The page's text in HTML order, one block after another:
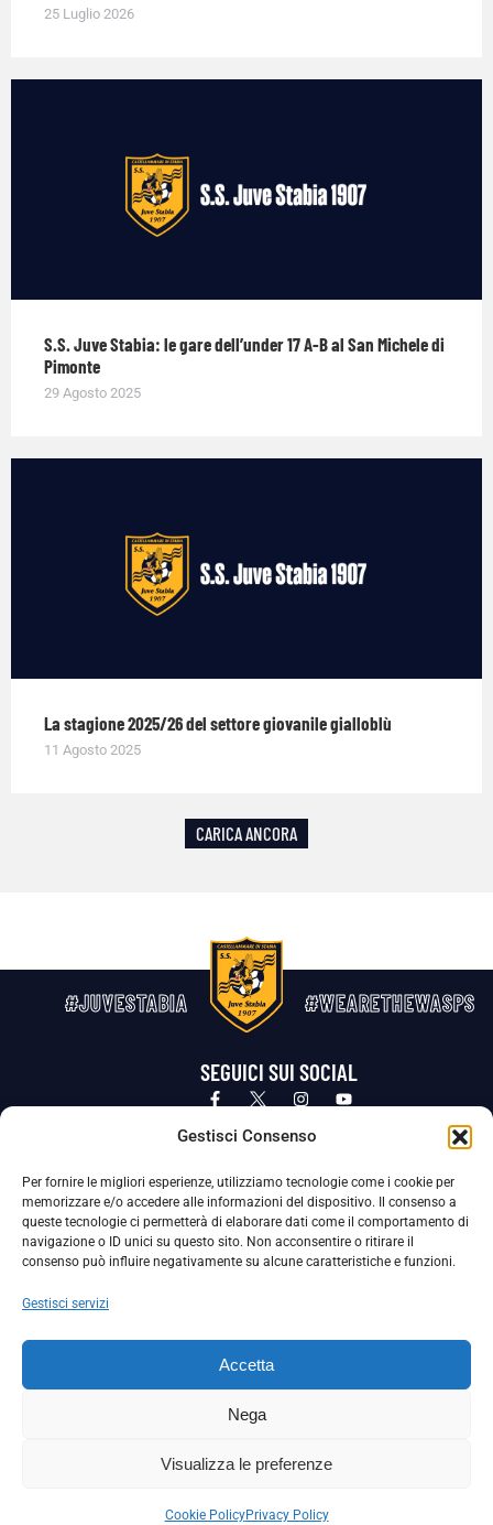
Gestisci Consenso
Per fornire le migliori esperienze, utilizziamo tecnologie come i cookie per
memorizzare e/o accedere alle informazioni del dispositivo. Il consenso a
queste tecnologie ci permetterà di elaborare dati come il comportamento di
navigazione o ID unici su questo sito. Non acconsentire o ritirare il
consenso può influire negativamente su alcune caratteristiche e funzioni.
Gestisci servizi
Accetta
Nega
Visualizza le preferenze
Cookie PolicyPrivacy Policy
25 Luglio 2026
S.S. Juve Stabia: le gare dell’under 17 A-B al San Michele di
Pimonte
29 Agosto 2025
La stagione 2025/26 del settore giovanile gialloblù
11 Agosto 2025
CARICA ANCORA
#JUVESTABIA #WEARETHEWASPS
SEGUICI SUI SOCIAL
Privacy Policy Cookie Policy
La Società ha nominato il Responsabile della Protezione dei Dati Personali (DPO), figura specializzata che vigila sulle modalità
adottate dalla nostra Società per tutelare i Suoi dati personali.
Per contattare il DPO può scrivere a
La Società ha inoltre adottato un proprio Codice Etico, consultabile al seguente link:
Scarica il Codice Etico
Copyright © 2024 – S.S. JUVE STABIA 1907 | P.IVA: 04246411211 | Tutti i diritti sono riservati | Made with